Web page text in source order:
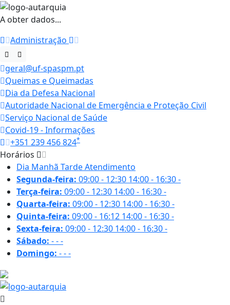
A obter dados...
Administração
geral@uf-spaspm.pt
Queimas e Queimadas
Dia da Defesa Nacional
Autoridade Nacional de Emergência e Proteção Civil
Serviço Nacional de Saúde
Covid-19 - Informações
+351 239 456 824*
Horários
Dia Manhã TardeAtendimento
Segunda-feira: 09:00 - 12:30 14:00 - 16:30-
Terça-feira: 09:00 - 12:30 14:00 - 16:30-
Quarta-feira: 09:00 - 12:30 14:00 - 16:30-
Quinta-feira: 09:00 - 16:12 14:00 - 16:30-
Sexta-feira: 09:00 - 12:30 14:00 - 16:30-
Sábado: ---
Domingo: ---